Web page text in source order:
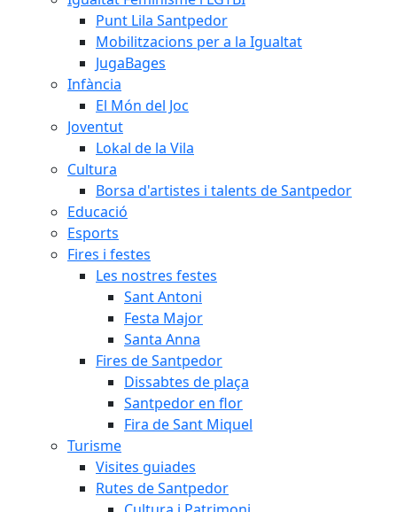
Punt Lila Santpedor
Mobilitzacions per a la Igualtat
JugaBages
Infància
El Món del Joc
Joventut
Lokal de la Vila
Cultura
Borsa d'artistes i talents de Santpedor
Educació
Esports
Fires i festes
Les nostres festes
Sant Antoni
Festa Major
Santa Anna
Fires de Santpedor
Dissabtes de plaça
Santpedor en flor
Fira de Sant Miquel
Turisme
Visites guiades
Rutes de Santpedor